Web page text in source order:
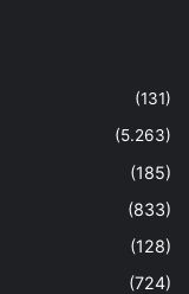
(131)
(5.263)
(185)
(833)
(128)
(724)